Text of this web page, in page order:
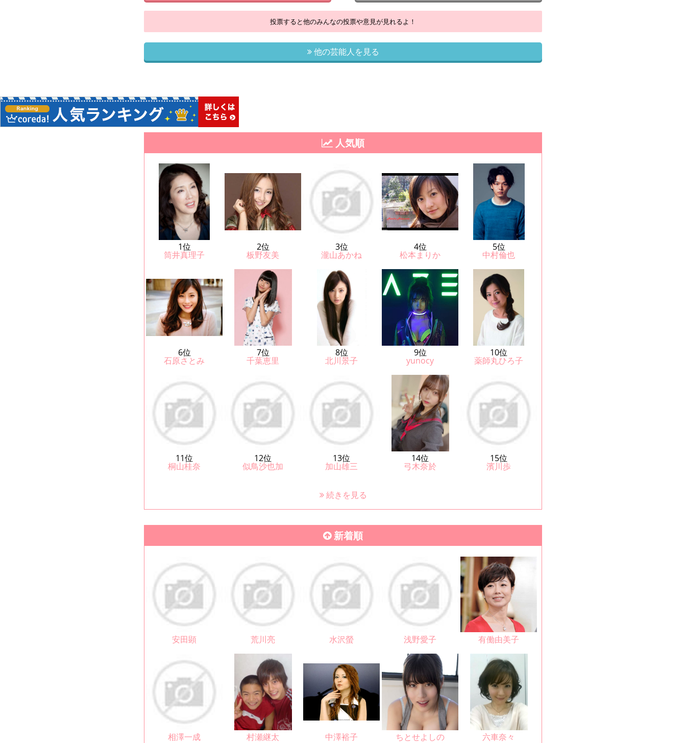
投票すると他のみんなの投票や意見が見れるよ！
他の芸能人を見る
人気順
1位
筒井真理子
2位
板野友美
3位
瀧山あかね
4位
松本まりか
5位
中村倫也
6位
石原さとみ
7位
千葉恵里
8位
北川景子
9位
yunocy
10位
薬師丸ひろ子
11位
桐山桂奈
12位
似鳥沙也加
13位
加山雄三
14位
弓木奈於
15位
濱川歩
続きを見る
新着順
安田顕 荒川亮 水沢螢 浅野愛子 有働由美子
相澤一成 村瀬継太 中澤裕子 ちとせよしの 六車奈々